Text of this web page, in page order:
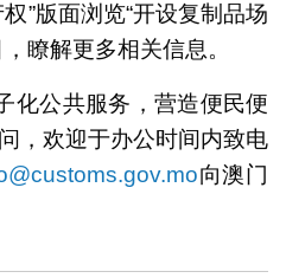
”版面浏览“开设复制品场
瞭解更多相关信息。
化公共服务，营造便民便
，欢迎于办公时间内致电
向澳门